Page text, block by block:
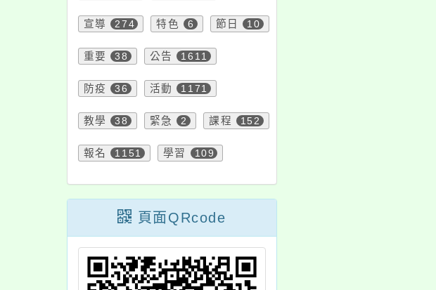
宣導 274 特色 6 節日 10
重要 38 公告 1611
防疫 36 活動 1171
教學 38 緊急 2 課程 152
報名 1151 學習 109
頁面QRcode